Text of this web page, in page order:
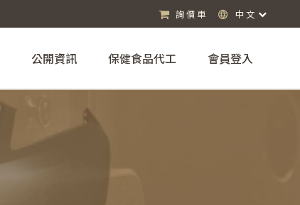
詢價車 中文
公開資訊 保健食品代工 會員登入